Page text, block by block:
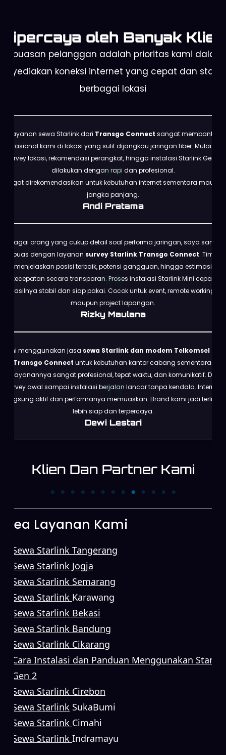
Dipercaya oleh Banyak Klien
Kepuasan pelanggan adalah prioritas kami dalam
koneksi internet yang cepat dan stabil
berbagai lokasi
Layanan sewa Starlink dari Transgo Connect sangat membantu
operasional kami di lokasi yang sulit dijangkau jaringan fiber. Mulai dari
survey lokasi, rekomendasi perangkat, hingga instalasi Starlink Gen 3
dilakukan dengan rapi dan profesional.
Sangat direkomendasikan untuk kebutuhan internet sementara maupun
jangka panjang.
Andi Pratama
Sebagai orang yang cukup detail soal performa jaringan, saya sangat
puas dengan layanan survey Starlink Transgo Connect. Tim
menjelaskan posisi terbaik, potensi gangguan, hingga estimasi
kecepatan secara transparan. Proses instalasi Starlink Mini cepat,
hasilnya stabil dan siap pakai. Cocok untuk event, remote working,
maupun project lapangan.
Rizky Maulana
Kami menggunakan jasa sewa Starlink dan modem Telkomsel dari
Transgo Connect untuk kebutuhan kantor cabang sementara.
Pelayanannya sangat profesional, tepat waktu, dan komunikatif. Dari
survey awal sampai instalasi berjalan lancar tanpa kendala. Internet
langsung aktif dan performanya memuaskan. Brand kami jadi terlihat
lebih siap dan terpercaya.
Dewi Lestari
Klien Dan Partner Kami
PT. Trans News
Corpora
Area Layanan Kami
Sewa Starlink Tangerang
Sewa Starlink Jogja
Sewa Starlink Semarang
Sewa Starlink Karawang
Sewa Starlink Bekasi
Sewa Starlink Bandung
Sewa Starlink Cikarang
Cara Instalasi dan Panduan Menggunakan
Gen 2
Sewa Starlink Cirebon
Sewa Starlink SukaBumi
Sewa Starlink Cimahi
Sewa Starlink Indramayu